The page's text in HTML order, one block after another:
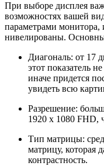
При выборе дисплея
возможностях вашей
параметрами монитора,
нивелированы.
Диагональ: от 17
этот показатель
иначе придется
увидеть всю
Разрешение:
1920 x 1080 FHD,
Тип матрицы:
матрицу, которая
контрастность.